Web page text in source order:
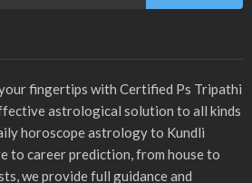
fingertips with Certified Ps Tripathi
astrological solution to all kinds
horoscope astrology to Kundli
to career prediction, from house to
we provide full guidance and